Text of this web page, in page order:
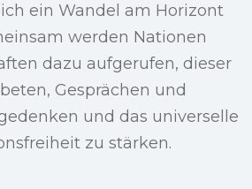
ein Wandel am Horizont
werden Nationen
dazu aufgerufen, dieser
Gesprächen und
und das universelle
zu stärken.